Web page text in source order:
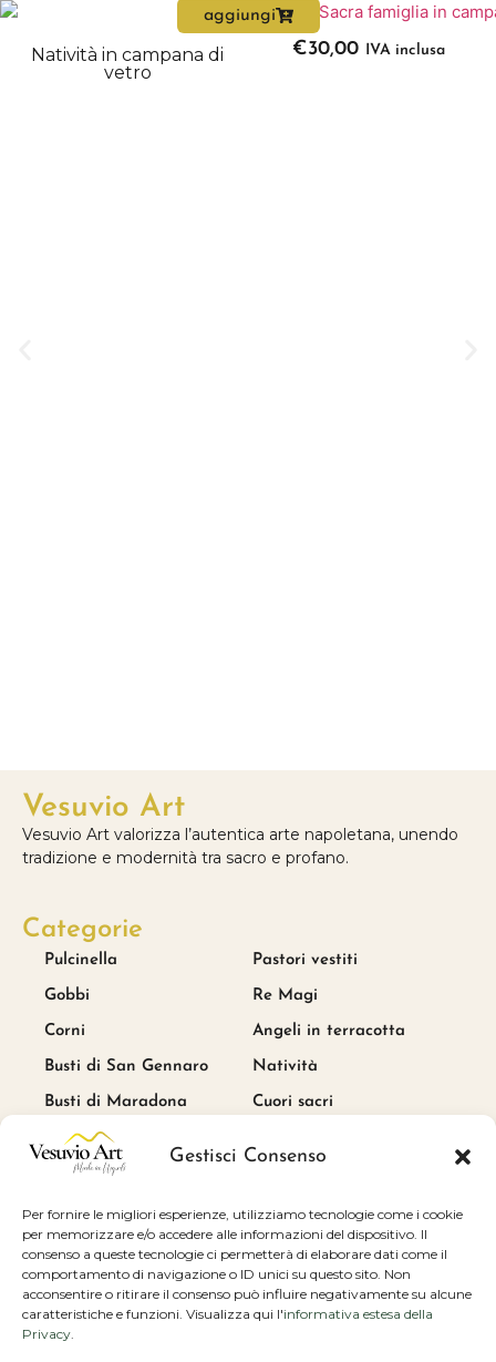
Gestisci Consenso
Per fornire le migliori esperienze, utilizziamo tecnologie come i cookie
per memorizzare e/o accedere alle informazioni del dispositivo. Il
consenso a queste tecnologie ci permetterà di elaborare dati come il
comportamento di navigazione o ID unici su questo sito. Non
acconsentire o ritirare il consenso può influire negativamente su alcune
caratteristiche e funzioni. Visualizza qui l'informativa estesa della
Privacy
aggiungi
Natività in campana di
vetro
€30,00 IVA inclusa
Vesuvio Art
Vesuvio Art valorizza l’autentica arte napoletana, unendo
tradizione e modernità tra sacro e profano.
Categorie
Pulcinella
Gobbi
Corni
Busti di San Gennaro
Busti di Maradona
Pastori vestiti
Re Magi
Angeli in terracotta
Natività
Cuori sacri
Link utili
Cookie e privacy policy
Condizioni di vendita
Scrivici